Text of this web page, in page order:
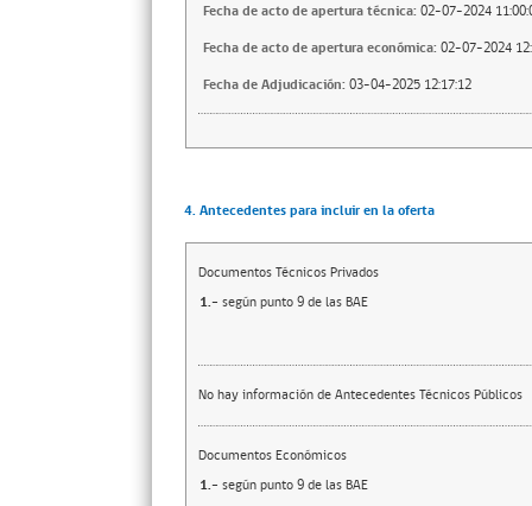
Fecha de acto de apertura técnica: 02-07-2024
Fecha de acto de apertura económica: 02-07-2024
Fecha de Adjudicación: 03-04-2025 12:17:12
4. Antecedentes para incluir en la oferta
Documentos Técnicos Privados
1.- según punto 9 de las BAE
No hay información de Antecedentes Técnicos Públicos
Documentos Económicos
1.- según punto 9 de las BAE